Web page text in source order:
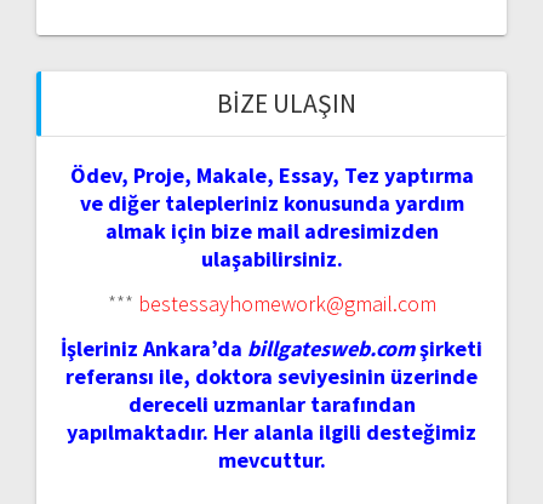
BIZE ULAŞIN
Ödev, Proje, Makale, Essay, Tez yaptırma
ve diğer talepleriniz konusunda yardım
almak için bize mail adresimizden
ulaşabilirsiniz.
*** bestessayhomework@gmail.com
İşleriniz Ankara’da billgatesweb.comşirketi
referansı ile, doktora seviyesinin üzerinde
dereceli uzmanlar tarafından
yapılmaktadır. Her alanla ilgili desteğimiz
mevcuttur.